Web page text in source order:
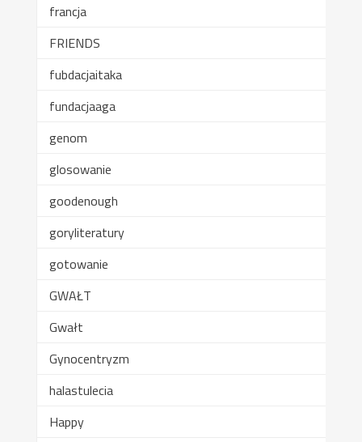
francja
FRIENDS
fubdacjaitaka
fundacjaaga
genom
glosowanie
goodenough
goryliteratury
gotowanie
GWAŁT
Gwałt
Gynocentryzm
halastulecia
Happy